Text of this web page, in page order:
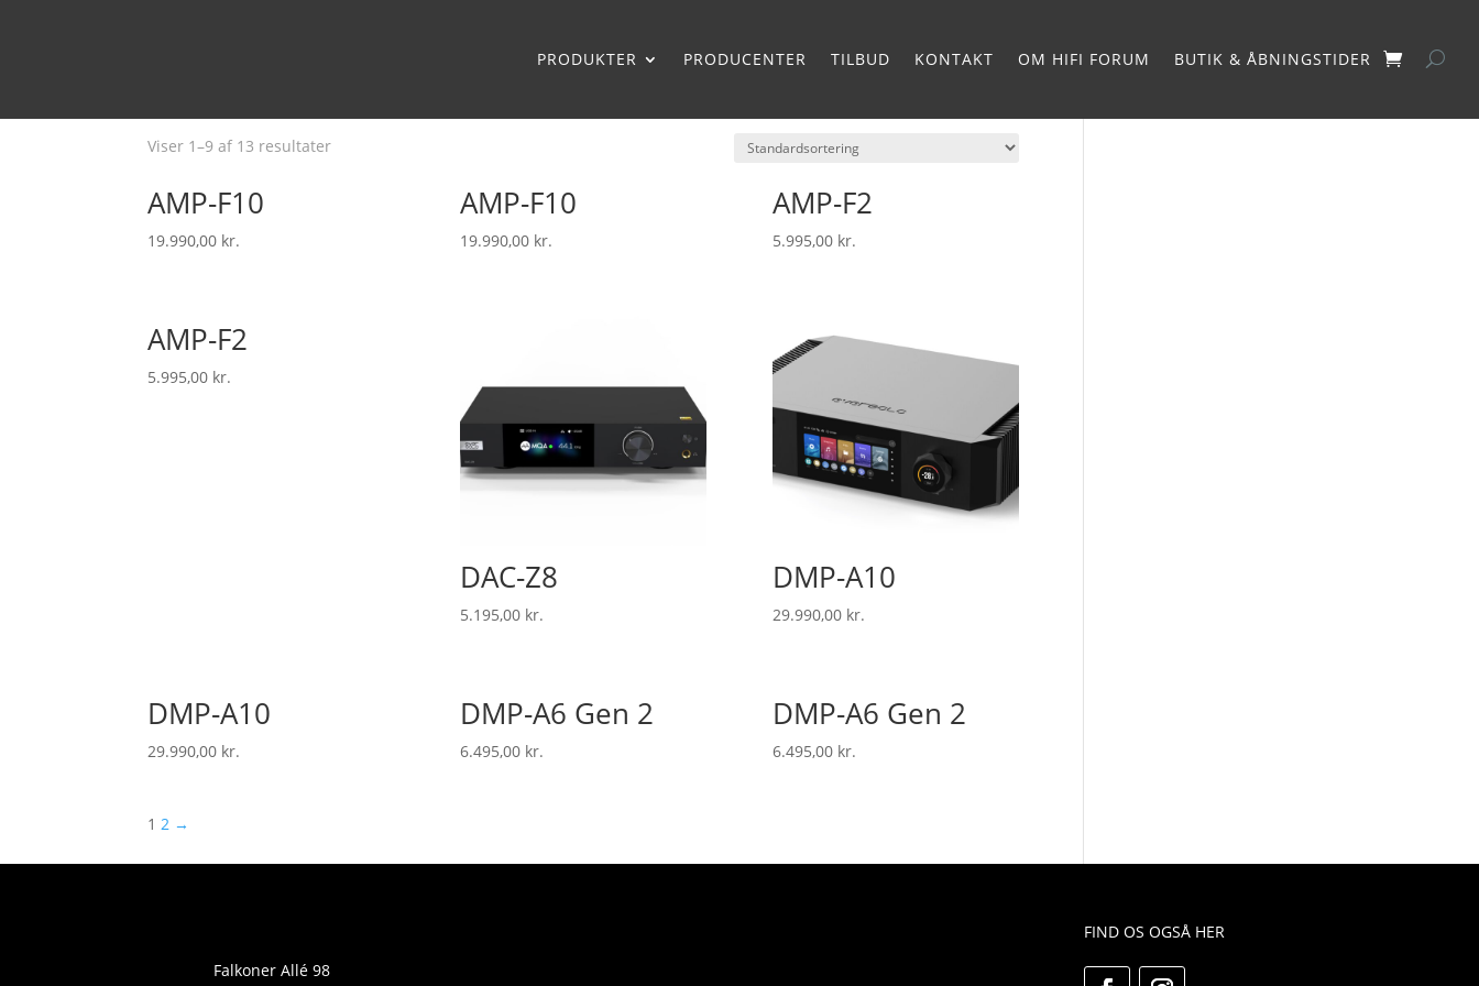
PRODUKTER PRODUCENTER TILBUD KONTAKT OM HIFI FORUM
BUTIK & ÅBNINGSTIDER
Viser 1–9 af 13 resultater
AMP-F10
19.990,00 kr.
AMP-F10
19.990,00 kr.
AMP-F2
5.995,00 kr.
AMP-F2
5.995,00 kr.
DAC-Z8
5.195,00 kr.
DMP-A10
29.990,00 kr.
DMP-A10
29.990,00 kr.
DMP-A6 Gen 2
6.495,00 kr.
DMP-A6 Gen 2
6.495,00 kr.
1 2 →
Falkoner Allé 98
FIND OS OGSÅ HER